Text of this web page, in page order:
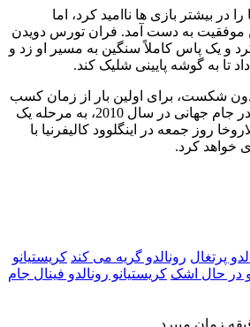
در بیشتر بازی ها ناامید کرد، اما
در دقیقه 91 این موفقیت به دست آمد. فران تورس دویدن
و یک پاس کاملاً سنگین به مسیر او زد و
تا به گوشه پایینی شلیک کند.
پیاپی بدون شکست، برای اولین بار از زمان کسب
تنها عنوان قهرمانی خود در جام جهانی در سال 2010، به مرحله یک
روز جمعه در اینگلوود کالیفرنیا با
خواهد کرد.
پرتغال رونالدو گریه می کند کریستیانو
در حال اشک کریستیانو رونالدو فینال جام